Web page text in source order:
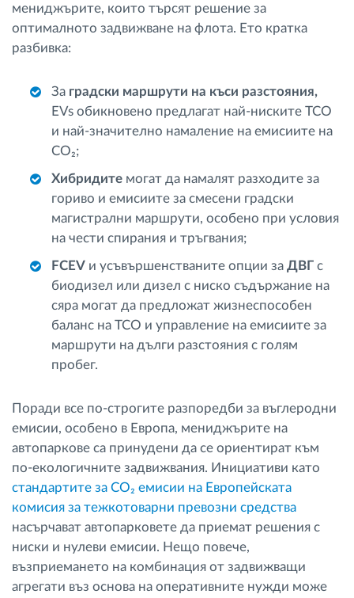
мениджърите, които търсят решение за
оптималното задвижване на флота. Ето кратка
разбивка:
За градски маршрути на къси разстояния,
EVs обикновено предлагат най-ниските TCO
и най-значително намаление на емисиите на
CO₂;
Хибридите могат да намалят разходите за
гориво и емисиите за смесени градски
магистрални маршрути, особено при условия
на чести спирания и тръгвания;
FCEV и усъвършенстваните опции за ДВГ с
биодизел или дизел с ниско съдържание на
сяра могат да предложат жизнеспособен
баланс на TCO и управление на емисиите за
маршрути на дълги разстояния с голям
пробег.
Поради все по-строгите разпоредби за въглеродни
емисии, особено в Европа, мениджърите на
автопаркове са принудени да се ориентират към
по-екологичните задвижвания. Инициативи като
стандартите за CO₂ емисии на Европейската
комисия за тежкотоварни превозни средства
насърчават автопарковете да приемат решения с
ниски и нулеви емисии. Нещо повече,
възприемането на комбинация от задвижващи
агрегати въз основа на оперативните нужди може